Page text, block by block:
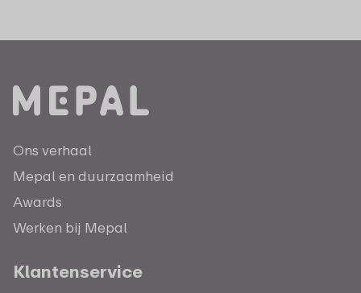
Ons verhaal
Mepal en duurzaamheid
Awards
Werken bij Mepal
Klantenservice